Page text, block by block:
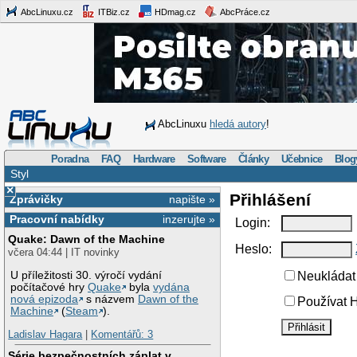
AbcLinuxu.cz ITBiz.cz HDmag.cz AbcPráce.cz
AbcLinuxu hledá autory!
Poradna FAQ Hardware Software Články Učebnice
Styl
×
napište »
Zprávičky
inzerujte »
Pracovní nabídky
Quake: Dawn of the Machine
včera 04:44 | IT novinky
U příležitosti 30. výročí vydání
počítačové hryQuake bylavydána
nová epizoda
s názvem Dawn of the
Machine
(Steam ).
Ladislav Hagara| Komentářů: 3
Přihlášení
Login:
Heslo:
Používat